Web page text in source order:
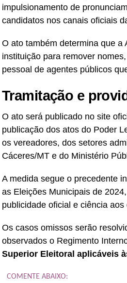
impulsionamento de
candidatos nos canais oficiais
O ato também determina que a
instituição para remover
pessoal de agentes públicos
Tramitação e
O ato será publicado no site
publicação dos atos do Poder
os vereadores, dos setores
Cáceres/MT e do Ministério
A medida segue o precedente
as Eleições Municipais de
publicidade oficial e ciência
Os casos omissos serão
observados o Regimento
Superior Eleitoral aplicáveis
COMENTE ABAIXO: